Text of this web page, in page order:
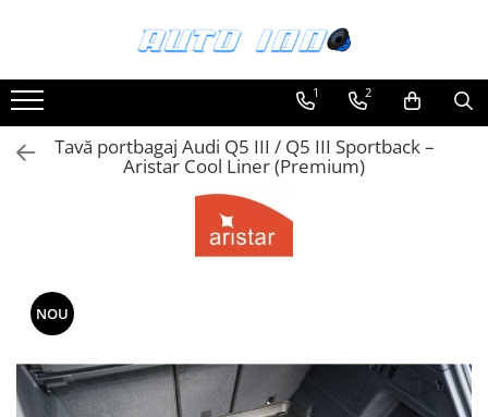
Montaj Sisteme Audio Auto
Accesorii interior
Covorase auto mocheta
Covorase cauciuc auto dedicate
Huse scaun auto dedicate
Plase portbagaj
Tavite portbagaj auto
Pachete Audio
Accesorii Sisteme Audio
1 2
Tavă portbagaj Audi Q5 III / Q5 III Sportback –
Aristar Cool Liner (Premium)
NOU